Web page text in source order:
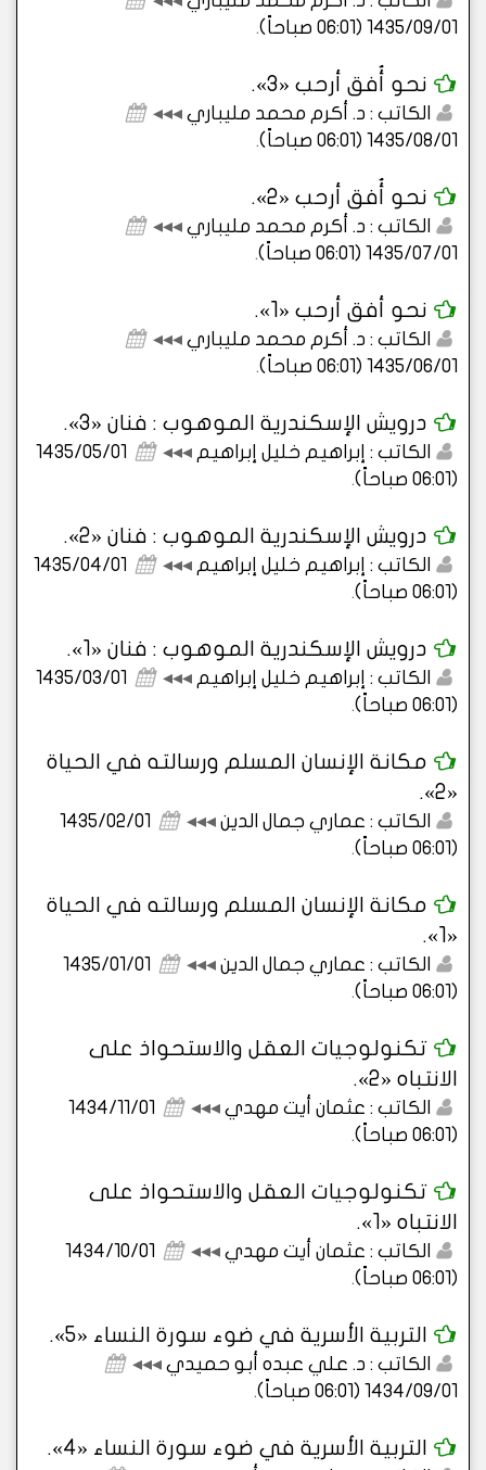
1435/09/01 (06:01 صباحاً)
.
نحو أُفق أرحب «3».
الكاتب : د. أكرم محمد مليباري ◂◂◂
1435/08/01 (06:01 صباحاً)
.
نحو أُفق أرحب «2».
الكاتب : د. أكرم محمد مليباري ◂◂◂
1435/07/01 (06:01 صباحاً)
.
نحو أفق أرحب «1».
الكاتب : د. أكرم محمد مليباري ◂◂◂
1435/06/01 (06:01 صباحاً)
.
درويش الإسكندرية الموهوب : فنان «3».
الكاتب : إبراهيم خليل إبراهيم ◂◂◂
1435/05/01
(06:01 صباحاً)
.
درويش الإسكندرية الموهوب : فنان «2».
الكاتب : إبراهيم خليل إبراهيم ◂◂◂
1435/04/01
(06:01 صباحاً)
.
درويش الإسكندرية الموهوب : فنان «1».
الكاتب : إبراهيم خليل إبراهيم ◂◂◂
1435/03/01
(06:01 صباحاً)
.
مكانة الإنسان المسلم ورسالته في الحياة
«2».
الكاتب : عماري جمال الدين ◂◂◂
1435/02/01
(06:01 صباحاً)
.
مكانة الإنسان المسلم ورسالته في الحياة
«1».
الكاتب : عماري جمال الدين ◂◂◂
1435/01/01
(06:01 صباحاً)
.
تكنولوجيات العقل والاستحواذ على
الانتباه «2».
الكاتب : عثمان أيت مهدي ◂◂◂
1434/11/01
(06:01 صباحاً)
.
تكنولوجيات العقل والاستحواذ على
الانتباه «1».
الكاتب : عثمان أيت مهدي ◂◂◂
1434/10/01
(06:01 صباحاً)
.
التربية الأسرية في ضوء سورة النساء «5».
الكاتب : د. علي عبده أبو حميدي ◂◂◂
1434/09/01 (06:01 صباحاً)
.
التربية الأسرية في ضوء سورة النساء «4».